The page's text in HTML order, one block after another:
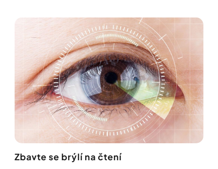
Zbavte se brýlí na čtení